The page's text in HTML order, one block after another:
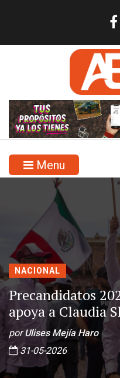
Menu
NACIONAL
Precandidatos
apoya a Claudia
porUlises Mejía Haro
31-05-2026